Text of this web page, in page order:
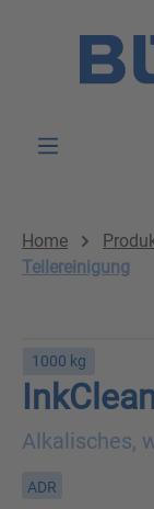
Home
Teilereinigung
1000 kg
Alkalisches,
ADR